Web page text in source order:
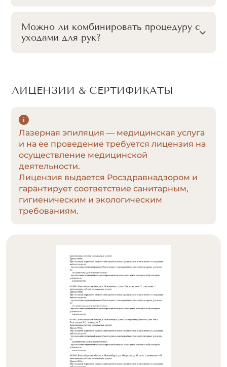
Можно ли комбинировать процедуру с
уходами для рук?
ЛИЦЕНЗИИ & СЕРТИФИКАТЫ
Лазерная эпиляция — медицинская услуга
и на ее проведение требуется лицензия на
осуществление медицинской
деятельности.
Лицензия выдается Росздравнадзором и
гарантирует соответствие санитарным,
гигиеническим и экологическим
требованиям.